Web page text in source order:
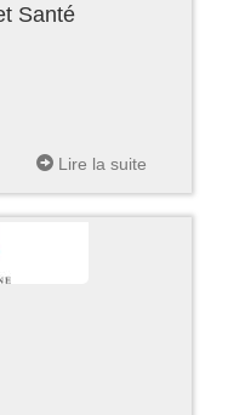
Santé
Lire la suite